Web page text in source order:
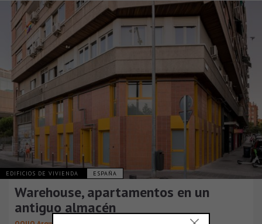
EDIFICIOS DE VIVIENDA ESPAÑA
Warehouse, apartamentos en un
antiguo almacén